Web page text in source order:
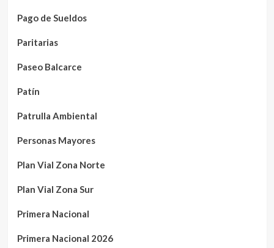
Pago de Sueldos
Paritarias
Paseo Balcarce
Patín
Patrulla Ambiental
Personas Mayores
Plan Vial Zona Norte
Plan Vial Zona Sur
Primera Nacional
Primera Nacional 2026